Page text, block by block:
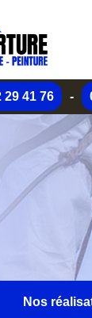
29 41 76 -
Nos